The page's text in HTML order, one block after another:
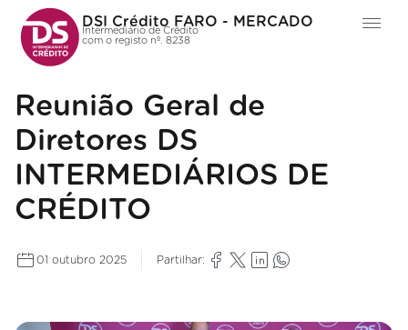
DSI Crédito FARO - MERCADO
Intermediário de Crédito
com o registo nº. 8238
Reunião Geral de
Diretores DS
INTERMEDIÁRIOS DE
CRÉDITO
01 outubro 2025 Partilhar: